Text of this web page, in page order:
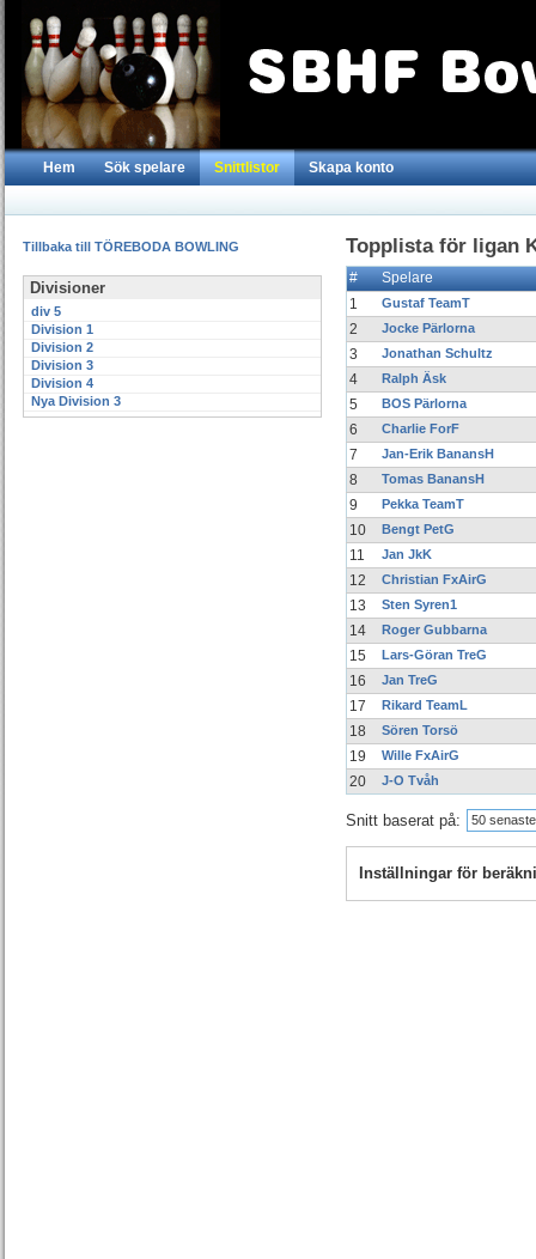
Hem Sök spelare Snittlistor Skapa konto
Tillbaka till TÖREBODA BOWLING
Divisioner
div 5
Division 1
Division 2
Division 3
Division 4
Nya Division 3
Topplista för ligan
#
Spelare
1
Gustaf TeamT
2 Jocke Pärlorna
3 Jonathan Schultz
4 Ralph Äsk
5 BOS Pärlorna
6 Charlie ForF
7 Jan-Erik BanansH
8 Tomas BanansH
9 Pekka TeamT
10 Bengt PetG
11 Jan JkK
12 Christian FxAirG
13 Sten Syren1
14 Roger Gubbarna
15 Lars-Göran TreG
16 Jan TreG
17 Rikard TeamL
18 Sören Torsö
19 Wille FxAirG
20 J-O Tvåh
Snitt baserat på: 50
Inställningar för